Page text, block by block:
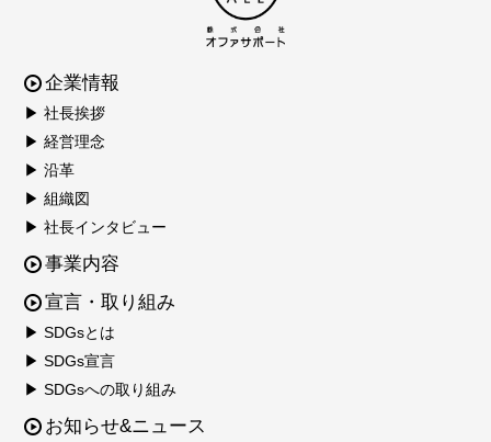
企業情報
▶ 社長挨拶
▶ 経営理念
▶ 沿革
▶ 組織図
▶ 社長インタビュー
事業内容
宣言・取り組み
▶ SDGsとは
▶ SDGs宣言
▶ SDGsへの取り組み
お知らせ&ニュース